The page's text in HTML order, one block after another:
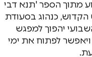
מתוך הספר 'תנא דבי
כנהוג בסעודת
יהפוך למפגש
לפתוח את ימי